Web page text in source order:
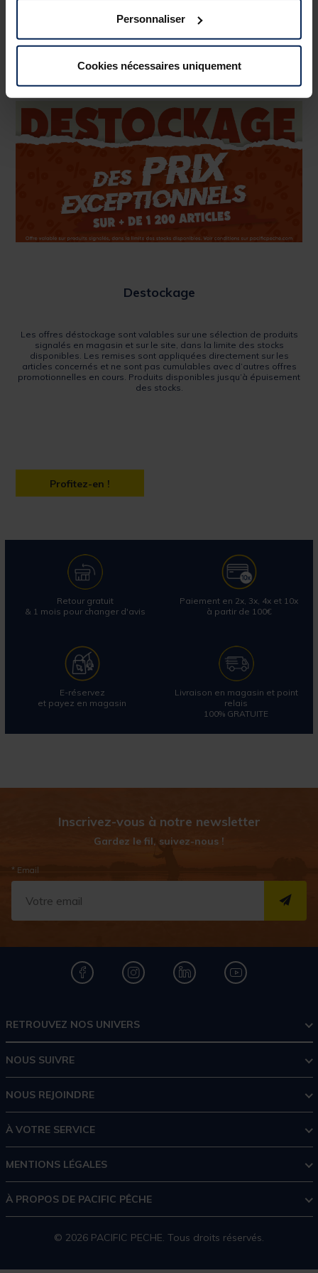
Personnaliser
Cookies nécessaires uniquement
Profitez-en !
Destockage
Les offres déstockage sont valables sur une sélection de produits
signalés en magasin et sur le site, dans la limite des stocks
disponibles. Les remises sont appliquées directement sur les
articles concernés et ne sont pas cumulables avec d’autres offres
promotionnelles en cours. Produits disponibles jusqu’à épuisement
des stocks.
Profitez-en !
Retour gratuit
& 1 mois pour changer d'avis
Paiement en 2x, 3x, 4x et 10x
à partir de 100€
E-réservez
et payez en magasin
Livraison en magasin et point
relais
100% GRATUITE
Inscrivez-vous à notre newsletter
Gardez le fil, suivez-nous !
* Email
RETROUVEZ NOS UNIVERS
NOUS SUIVRE
NOUS REJOINDRE
À VOTRE SERVICE
MENTIONS LÉGALES
À PROPOS DE PACIFIC PÊCHE
© 2026 PACIFIC PECHE. Tous droits réservés.